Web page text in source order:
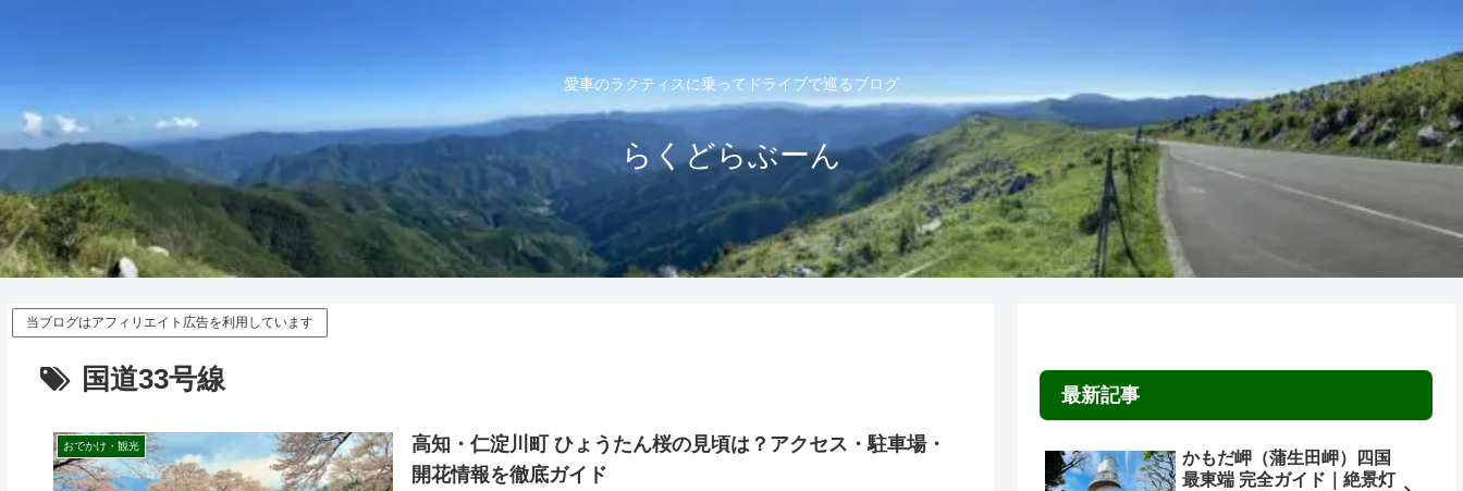
愛車のラクティスに乗ってドライブで巡るブログ
らくどらぶーん
当ブログはアフィリエイト広告を利用しています
国道33号線
おでかけ・観光
高知・仁淀川町 ひょうたん桜の見頃は？アクセス・駐車場・
開花情報を徹底ガイド
最新記事
かもだ岬（蒲生田岬）四国
最東端 完全ガイド｜絶景灯